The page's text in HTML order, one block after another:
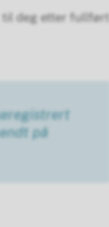
til deg etter fullført
på